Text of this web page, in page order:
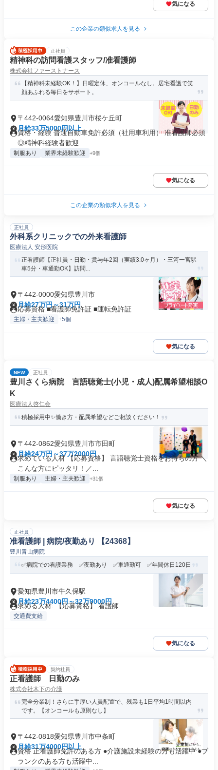
気になる
この企業の類似求人を見る
正社員
精神科の訪問看護スタッフ/准看護師
株式会社ファーストナース
【精神科未経験OK！】日曜定休、オンコールなし。居宅看護で笑
顔あふれる毎日をサポート。
〒442-0064愛知県豊川市桜ケ丘町
月給33万5000円以上
資格・経験 普通自動車免許必須（社用車利用） 准看護師必須
◎精神科経験者歓迎
制服あり 業界未経験歓迎 +9個
気になる
この企業の類似求人を見る
正社員
外科系クリニックでの外来看護師
医療法人 安形医院
正看護師【正社員・日勤・賞与年2回（実績3.0ヶ月）・三河一宮駅
車5分・車通勤OK】訪問...
〒442-0000愛知県豊川市
月給27万円～31万円
応募資格 ■看護師免許証 ■運転免許証
主婦・主夫歓迎 +5個
気になる
NEW 正社員
豊川さくら病院 言語聴覚士(小児・成人)配属希望相談O
K
医療法人啓仁会
積極採用中✨働き方・配属希望などご相談ください！
〒442-0862愛知県豊川市市田町
月給24万円～37万2000円
求めている人材 【応募資格】 言語聴覚士資格をお持ちの方 ＼
こんな方にピッタリ！／...
制服あり 主婦・主夫歓迎 +31個
気になる
正社員
准看護師 | 病院/夜勤あり 【24368】
豊川青山病院
✅病院での看護業務 ✅夜勤あり ✅車通勤可 ✅年間休日120日
愛知県豊川市牛久保駅
月給23万4400円～32万9000円
求める人材: 【応募資格】 看護師
交通費支給
気になる
契約社員
正看護師 日勤のみ
株式会社木下の介護
完全分業制！さらに手厚い人員配置で、残業も1日平均1時間以内
です。【オンコールも原則なし】
〒442-0818愛知県豊川市中条町
月給31万4000円以上
資格 正看護師免許のある方 ●介護施設未経験の方も活躍中 ●ブ
ランクのある方も活躍中...